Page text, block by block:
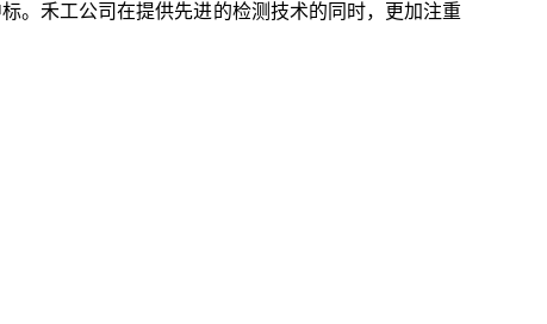
。禾工公司在提供先进的检测技术的同时，更加注重